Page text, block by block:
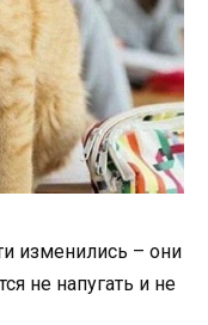
изменились – они
не напугать и не